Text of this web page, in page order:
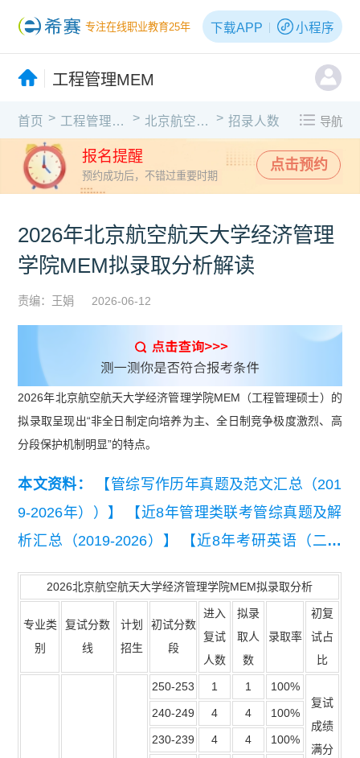
专注在线职业教育25年 下载APP 小程序
工程管理MEM
首页 > 工程管理MEM > 北京航空航天大学 > 招录人数 导航
报名提醒
预约成功后，不错过重要时期
点击预约
2026年北京航空航天大学经济管理
学院MEM拟录取分析解读
责编：王娟 2026-06-12
2026年北京航空航天大学经济管理学院MEM（工程管理硕士）的
拟录取呈现出“非全日制定向培养为主、全日制竞争极度激烈、高
分段保护机制明显”的特点。
本文资料：
【管综写作历年真题及范文汇总（201
9-2026年））】
【近8年管理类联考管综真题及解
析汇总（2019-2026）】
【近8年考研英语（二）
真题及详细解析汇总（2019-2026）】 【【复试干
货】2026MEM复试备考资料包】
2026北京航空航天大学经济管理学院MEM拟录取分析
专业类
别
复试分数
线
计划
招生
初试分数
段
进入
复试
人数
拟录
取人
数
录取率
初复
试占
比
250-253 1 1
100%
复试
成绩
满分
240-249 4 4 100%
230-239 4 4 100%